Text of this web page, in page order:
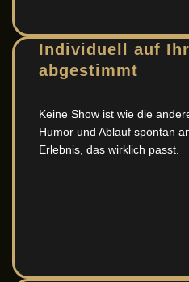
Individuell auf
abgestimmt
Keine Show ist wie die
Humor und Ablauf spontan
Erlebnis, das wirklich passt.